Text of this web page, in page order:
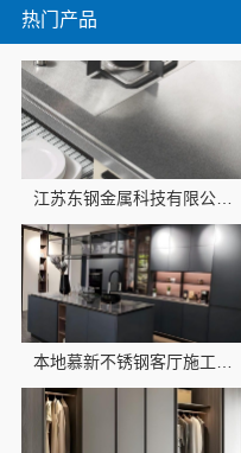
热门产品
江苏东钢金属科技有限公司本地全屋不锈钢定制生产商